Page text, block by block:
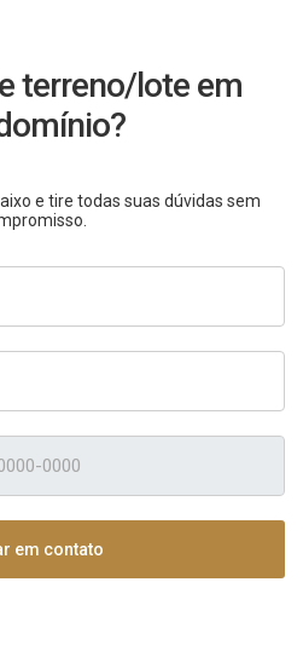
terreno/lote em
e tire todas suas dúvidas sem
em contato